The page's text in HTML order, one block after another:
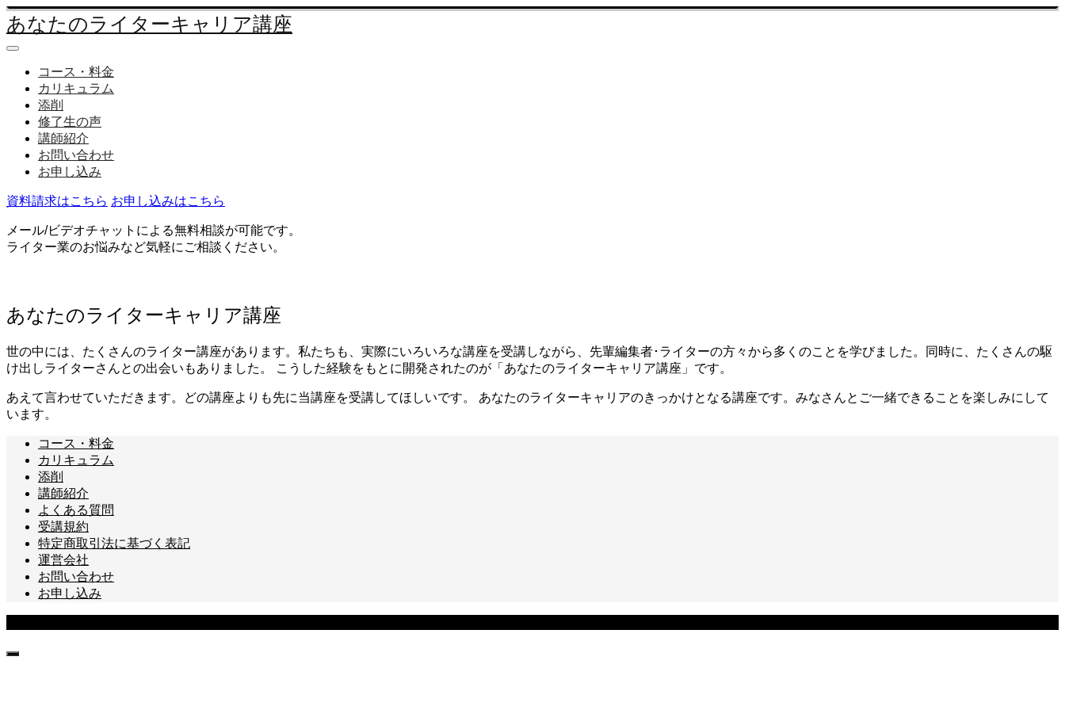
あなたのライターキャリア講座
コース・料金
カリキュラム
添削
修了生の声
講師紹介
お問い合わせ
お申し込み
資料請求はこちら お申し込みはこちら
メール/ビデオチャットによる無料相談が可能です。
ライター業のお悩みなど気軽にご相談ください。
あなたのライターキャリア講座
世の中には、たくさんのライター講座があります。私たちも、実際にいろいろな講座を受講しながら、先輩編集者･ライターの方々から多くのことを学びました。同時に、たくさんの駆
け出しライターさんとの出会いもありました。 こうした経験をもとに開発されたのが「あなたのライターキャリア講座」です。
あえて言わせていただきます。どの講座よりも先に当講座を受講してほしいです。 あなたのライターキャリアのきっかけとなる講座です。みなさんとご一緒できることを楽しみにして
います。
コース・料金
カリキュラム
添削
講師紹介
よくある質問
受講規約
特定商取引法に基づく表記
運営会社
お問い合わせ
お申し込み